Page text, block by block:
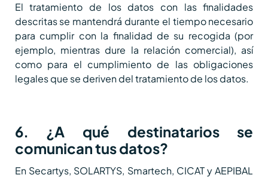
El tratamiento de los datos con las finalidades
descritas se mantendrá durante el tiempo necesario
para cumplir con la finalidad de su recogida (por
ejemplo, mientras dure la relación comercial), así
como para el cumplimiento de las obligaciones
legales que se deriven del tratamiento de los datos.
6. ¿A qué destinatarios se
comunican tus datos?
En Secartys, SOLARTYS, Smartech, CICAT y AEPIBAL